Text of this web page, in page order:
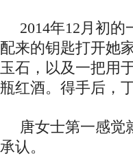
2014年12月初
配来的钥匙打开她
玉石，以及一把用
瓶红酒。得手后，
唐女士第一感觉
承认。